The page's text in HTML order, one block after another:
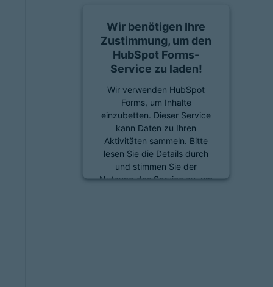
Wir benötigen Ihre
Zustimmung, um den
HubSpot Forms-
Service zu laden!
Wir verwenden HubSpot
Forms, um Inhalte
einzubetten. Dieser Service
kann Daten zu Ihren
Aktivitäten sammeln. Bitte
lesen Sie die Details durch
und stimmen Sie der
Nutzung des Service zu, um